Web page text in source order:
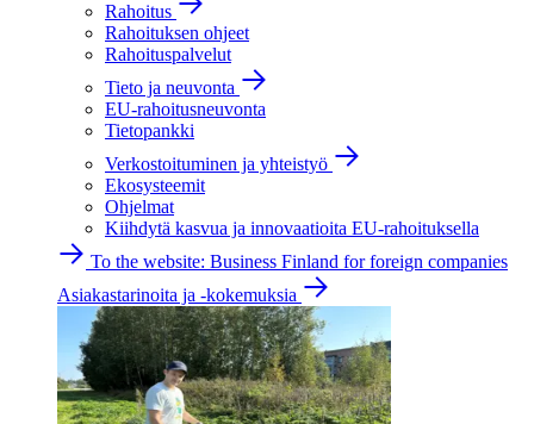
Rahoitus
Rahoituksen ohjeet
Rahoituspalvelut
Tieto ja neuvonta
EU-rahoitusneuvonta
Tietopankki
Verkostoituminen ja yhteistyö
Ekosysteemit
Ohjelmat
Kiihdytä kasvua ja innovaatioita EU-rahoituksella
To the website: Business Finland for foreign companies
Asiakastarinoita ja -kokemuksia